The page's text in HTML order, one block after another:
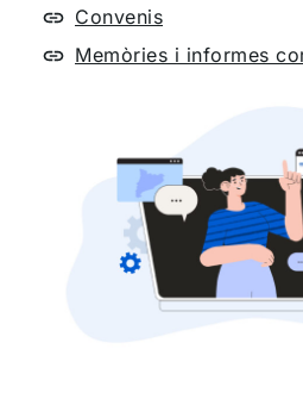
Convenis
Memòries i informes